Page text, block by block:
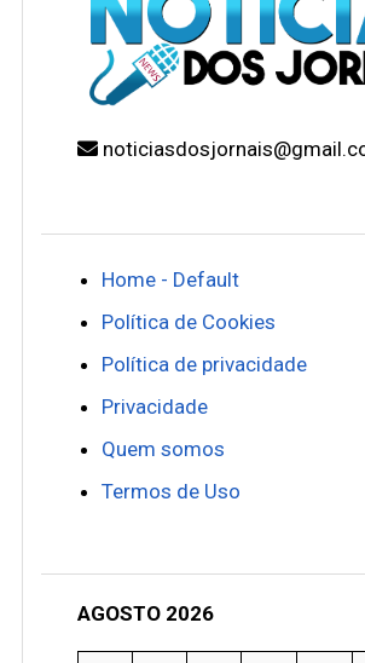
Home - Default
Política de Cookies
Política de privacidade
Privacidade
Quem somos
Termos de Uso
AGOSTO 2026